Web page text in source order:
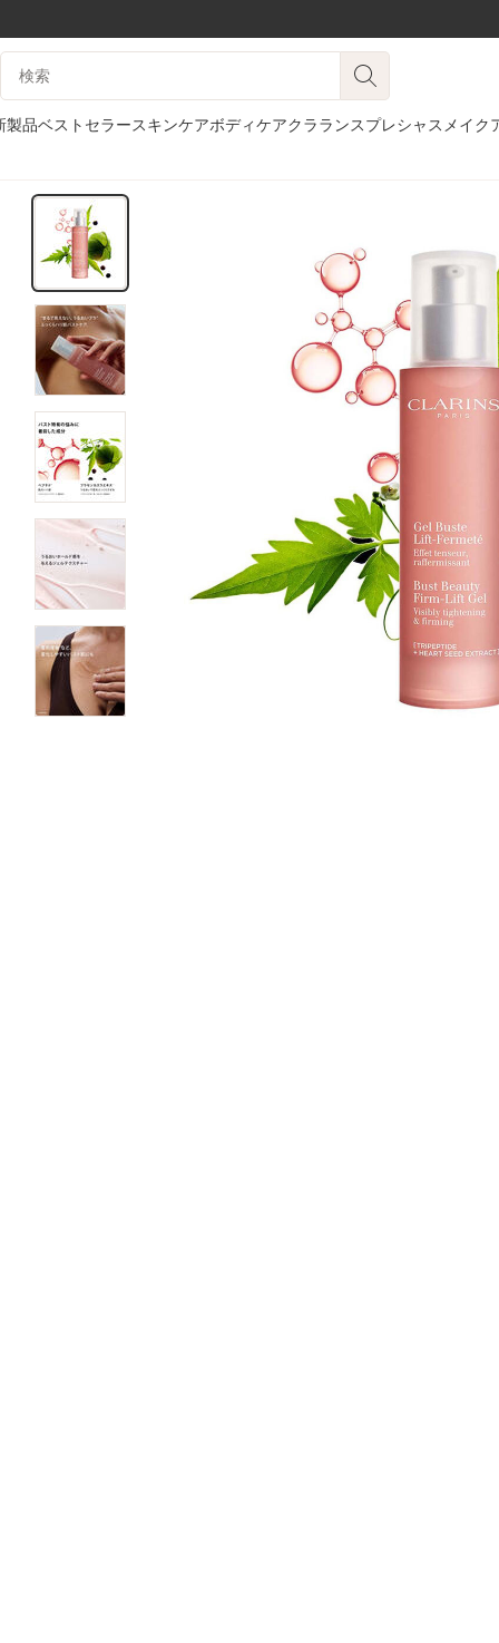
コンテンツへ移動
検索候補
製品ベストセラースキンケアボディケアクラランスプレシャス メイク